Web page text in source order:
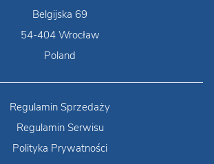
Belgijska 69
54-404 Wrocław
Poland
Regulamin Sprzedaży
Regulamin Serwisu
Polityka Prywatności